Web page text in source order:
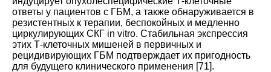
ответы у пациентов с ГБМ, а также обнаруживается в
резистентных к терапии, беспокойных и медленно
циркулирующих СКГ in vitro. Стабильная экспрессия
этих Т-клеточных мишеней в первичных и
рецидивирующих ГБМ подтверждает их пригодность
для будущего клинического применения [71].